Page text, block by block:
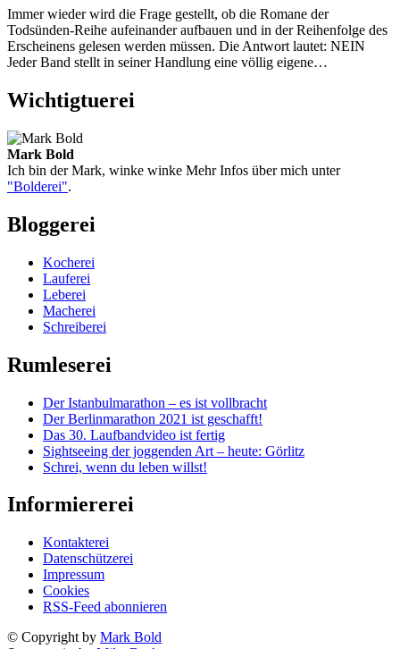
Immer wieder wird die Frage gestellt, ob die Romane der
Todsünden-Reihe aufeinander aufbauen und in der Reihenfolge des
Erscheinens gelesen werden müssen. Die Antwort lautet: NEIN
Jeder Band stellt in seiner Handlung eine völlig eigene…
Wichtigtuerei
Mark Bold
Ich bin der Mark, winke winke Mehr Infos über mich unter
"Bolderei".
Bloggerei
Kocherei
Lauferei
Leberei
Macherei
Schreiberei
Rumleserei
Der Istanbulmarathon – es ist vollbracht
Der Berlinmarathon 2021 ist geschafft!
Das 30. Laufbandvideo ist fertig
Sightseeing der joggenden Art – heute: Görlitz
Schrei, wenn du leben willst!
Informiererei
Kontakterei
Datenschützerei
Impressum
Cookies
RSS-Feed abonnieren
© Copyright by Mark Bold